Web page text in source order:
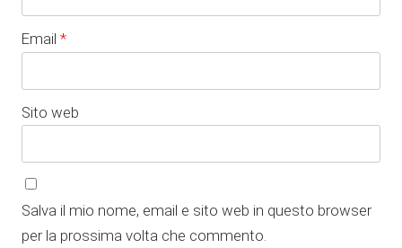
Email *
Sito web
Salva il mio nome, email e sito web in questo browser
per la prossima volta che commento.